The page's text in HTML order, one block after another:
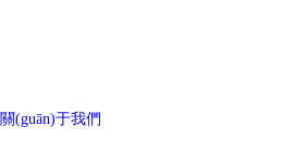
關(guān)于我們